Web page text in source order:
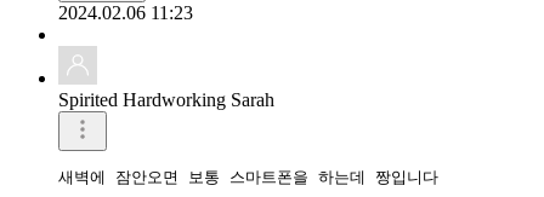
2024.02.06 11:23
Spirited Hardworking Sarah
새벽에 잠안오면 보통 스마트폰을 하는데 짱입니다